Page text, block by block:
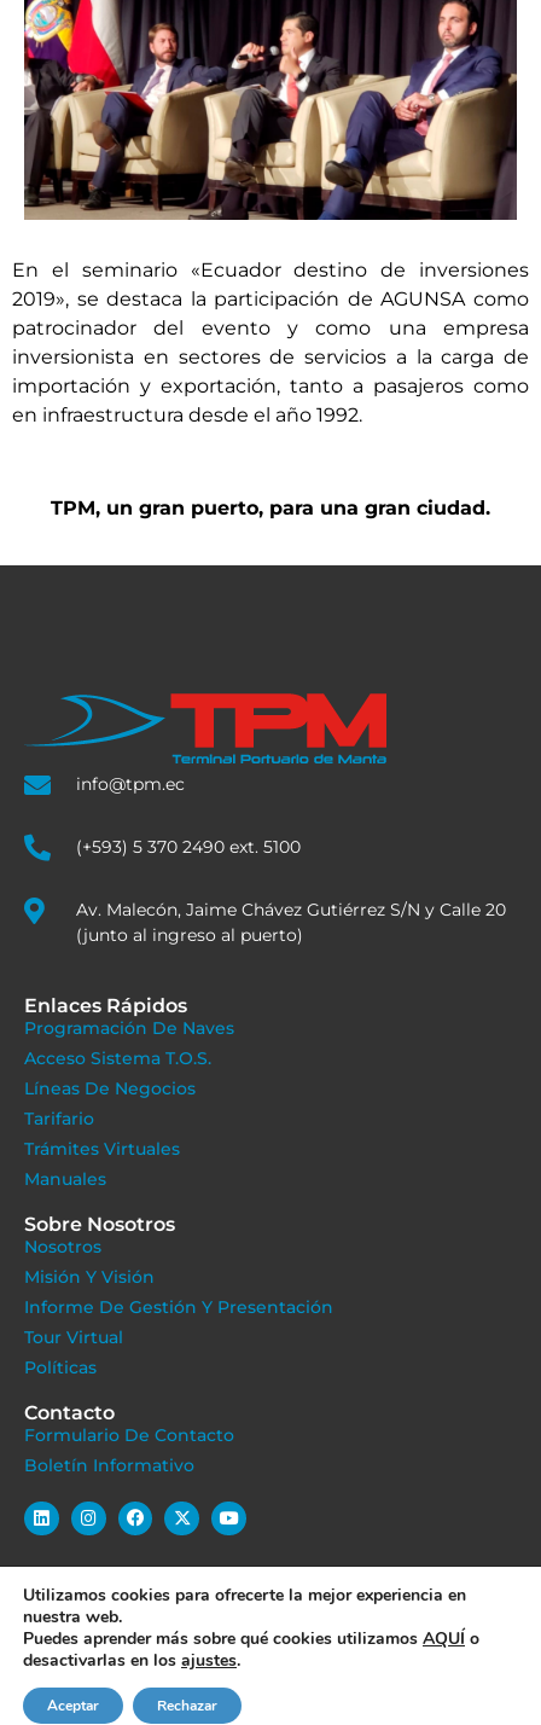
En el seminario «Ecuador destino de inversiones
2019», se destaca la participación de AGUNSA como
patrocinador del evento y como una empresa
inversionista en sectores de servicios a la carga de
importación y exportación, tanto a pasajeros como
en infraestructura desde el año 1992.
TPM, un gran puerto, para una gran ciudad.
info@tpm.ec
(+593) 5 370 2490 ext. 5100
Av. Malecón, Jaime Chávez Gutiérrez S/N y Calle 20
(junto al ingreso al puerto)
Enlaces Rápidos
Programación De Naves
Acceso Sistema T.O.S.
Líneas De Negocios
Tarifario
Trámites Virtuales
Manuales
Sobre Nosotros
Nosotros
Misión Y Visión
Informe De Gestión Y Presentación
Tour Virtual
Políticas
Contacto
Formulario De Contacto
Boletín Informativo
POLÍTICA DE COOKIES POLÍTICA DE PRIVACIDAD
POLÍTICA DE PROTECCIÓN DE DATOS
TÉRMINOS Y CONDICIONES
Utilizamos cookies para ofrecerte la mejor experiencia en
nuestra web.
Puedes aprender más sobre qué cookies utilizamos AQUÍ o
desactivarlas en los ajustes.
Aceptar Rechazar